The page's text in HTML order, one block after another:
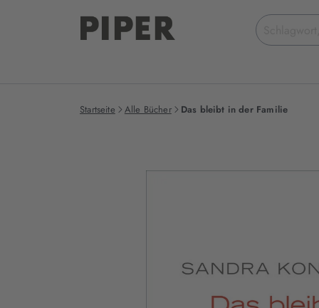
Suchbegriff
eingeben
Startseite Alle Bücher Das bleibt in der Familie